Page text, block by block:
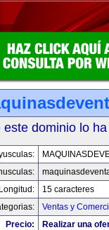
este dominio lo
Longitud:
15 caracteres
Ventas y
Precio:
Realizar una